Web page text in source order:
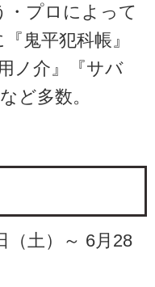
・プロによって
鬼平犯科帳』
ノ介』『サバ
ど多数。
（土）～ 6月28